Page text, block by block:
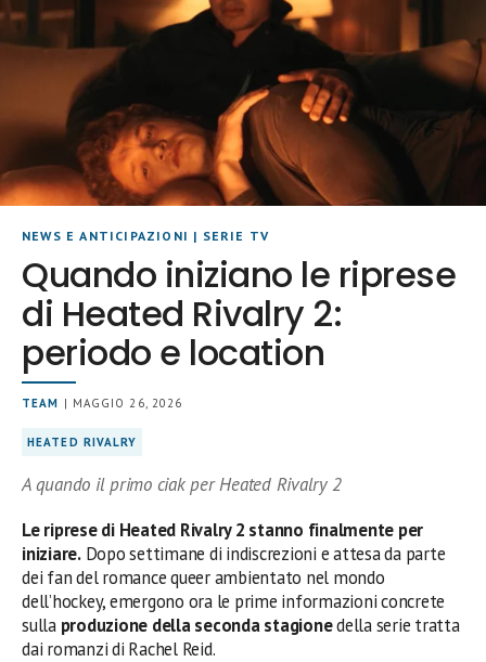
NEWS E ANTICIPAZIONI | SERIE TV
Quando iniziano le riprese
di Heated Rivalry 2:
periodo e location
TEAM | MAGGIO 26, 2026
HEATED RIVALRY
A quando il primo ciak per Heated Rivalry 2
Le riprese di Heated Rivalry 2 stanno finalmente per
iniziare.Dopo settimane di indiscrezioni e attesa da parte
dei fan del romance queer ambientato nel mondo
dell’hockey, emergono ora le prime informazioni concrete
sulla produzione della seconda stagionedella serie tratta
dai romanzi di Rachel Reid.